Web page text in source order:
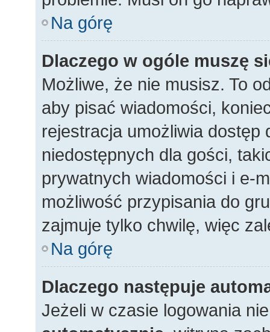
Na górę
Dlaczego w ogóle muszę
Możliwe, że nie musisz. To
aby pisać wiadomości,
rejestracja umożliwia dostęp
niedostępnych dla gości,
prywatnych wiadomości i e-
możliwość przypisania do
zajmuje tylko chwilę, więc
Na górę
Dlaczego następuje
Jeżeli w czasie logowania